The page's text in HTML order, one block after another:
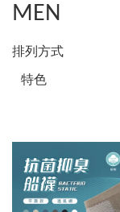
MEN
排列方式